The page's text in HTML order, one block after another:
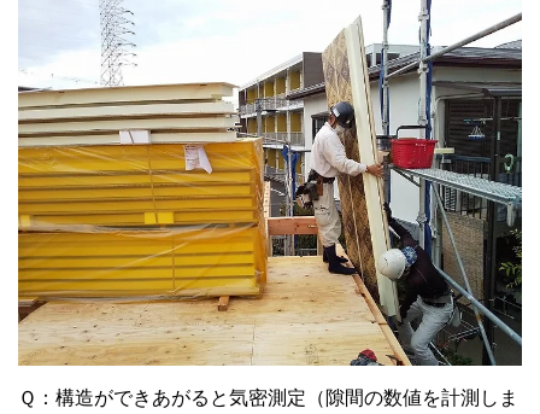
Ｑ：構造ができあがると気密測定（隙間の数値を計測しま